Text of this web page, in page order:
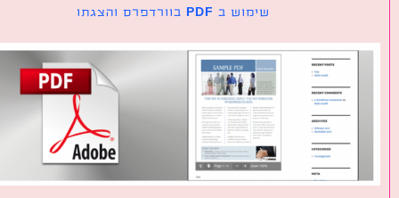
שימוש ב PDF בוורדפרס והצגתו